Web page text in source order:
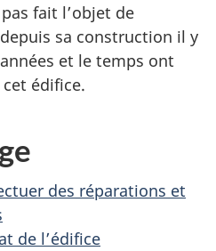
fait l’objet de
sa construction il y
et le temps ont
édifice.
des réparations et
de l’édifice